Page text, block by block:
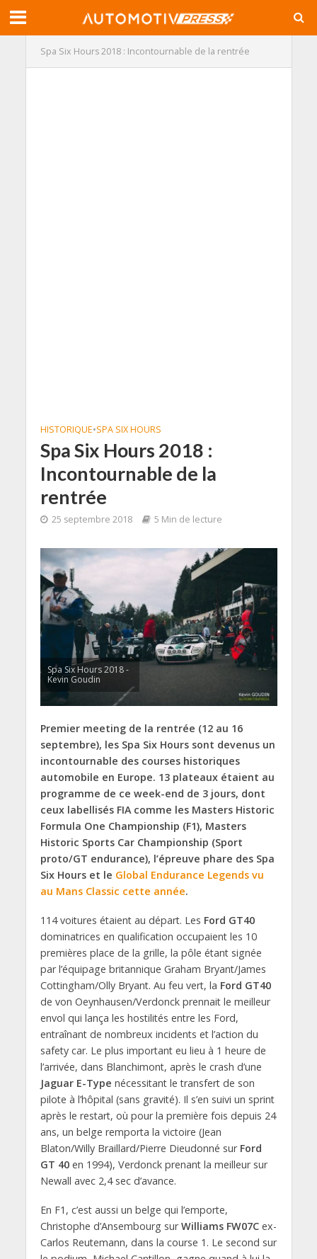
Spa Six Hours 2018 : Incontournable de la rentrée
HISTORIQUE•SPA SIX HOURS
Spa Six Hours 2018 :
Incontournable de la
rentrée
25 septembre 2018 5 Min de lecture
Spa Six Hours 2018 -
Kevin Goudin
Premier meeting de la rentrée (12 au 16
septembre), les Spa Six Hours sont devenus un
incontournable des courses historiques
automobile en Europe. 13 plateaux étaient au
programme de ce week-end de 3 jours, dont
ceux labellisés FIA comme les Masters Historic
Formula One Championship (F1), Masters
Historic Sports Car Championship (Sport
proto/GT endurance), l’épreuve phare des Spa
Six Hours et le Global Endurance Legends vu
au Mans Classic cette année.
114 voitures étaient au départ. Les Ford GT40
dominatrices en qualification occupaient les 10
premières place de la grille, la pôle étant signée
par l’équipage britannique Graham Bryant/James
Cottingham/Olly Bryant. Au feu vert, la Ford GT40
de von Oeynhausen/Verdonck prennait le meilleur
envol qui lança les hostilités entre les Ford,
entraînant de nombreux incidents et l’action du
safety car. Le plus important eu lieu à 1 heure de
l’arrivée, dans Blanchimont, après le crash d’une
Jaguar E-Type nécessitant le transfert de son
pilote à l’hôpital (sans gravité). Il s’en suivi un sprint
après le restart, où pour la première fois depuis 24
ans, un belge remporta la victoire (Jean
Blaton/Willy Braillard/Pierre Dieudonné sur Ford
GT 40en 1994), Verdonck prenant la meilleur sur
Newall avec 2,4 sec d’avance.
En F1, c’est aussi un belge qui l’emporte,
Christophe d’Ansembourg surWilliams FW07Cex-
Carlos Reutemann, dans la course 1. Le second sur